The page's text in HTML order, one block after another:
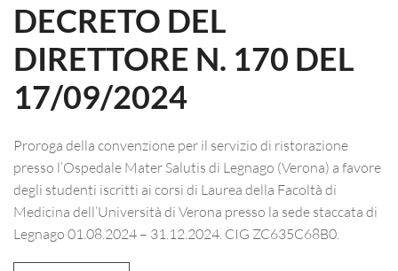
DECRETO DEL
DIRETTORE N. 170 DEL
17/09/2024
Proroga della convenzione per il servizio di ristorazione
presso l’Ospedale Mater Salutis di Legnago (Verona) a favore
degli studenti iscritti ai corsi di Laurea della Facoltà di
Medicina dell’Università di Verona presso la sede staccata di
Legnago 01.08.2024 – 31.12.2024. CIG ZC635C68B0.